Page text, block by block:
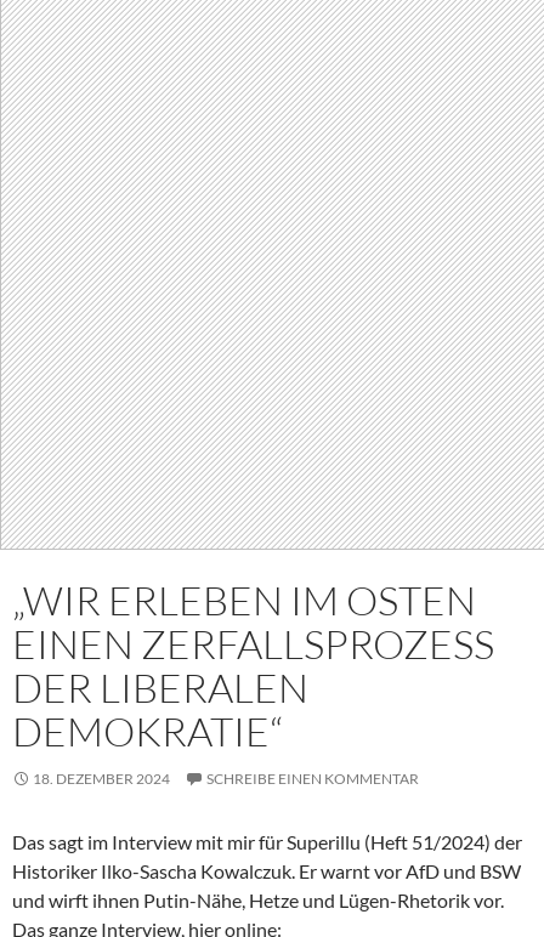
„WIR ERLEBEN IM OSTEN
EINEN ZERFALLSPROZESS
DER LIBERALEN
DEMOKRATIE“
18. DEZEMBER 2024 SCHREIBE EINEN KOMMENTAR
Das sagt im Interview mit mir für Superillu (Heft 51/2024) der
Historiker Ilko-Sascha Kowalczuk. Er warnt vor AfD und BSW
und wirft ihnen Putin-Nähe, Hetze und Lügen-Rhetorik vor.
Das ganze Interview, hier online: